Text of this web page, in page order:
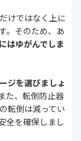
けではなく上に
。そのため、あ
はゆがんでしま
ジを選びましょ
た、転倒防止器
転倒は減ってい
全を確保しまし